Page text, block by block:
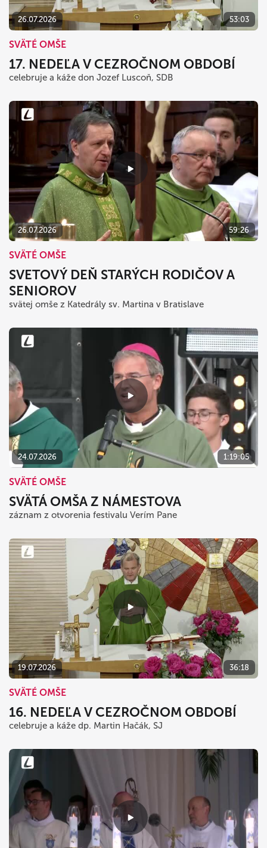
26.07.2026 53:03
SVÄTÉ OMŠE
17. NEDEĽA V CEZROČNOM OBDOBÍ
celebruje a káže don Jozef Luscoň, SDB
26.07.2026 59:26
SVÄTÉ OMŠE
SVETOVÝ DEŇ STARÝCH RODIČOV A
SENIOROV
svätej omše z Katedrály sv. Martina v Bratislave
24.07.2026 1:19:05
SVÄTÉ OMŠE
SVÄTÁ OMŠA Z NÁMESTOVA
záznam z otvorenia festivalu Verím Pane
19.07.2026 36:18
SVÄTÉ OMŠE
16. NEDEĽA V CEZROČNOM OBDOBÍ
celebruje a káže dp. Martin Hačák, SJ